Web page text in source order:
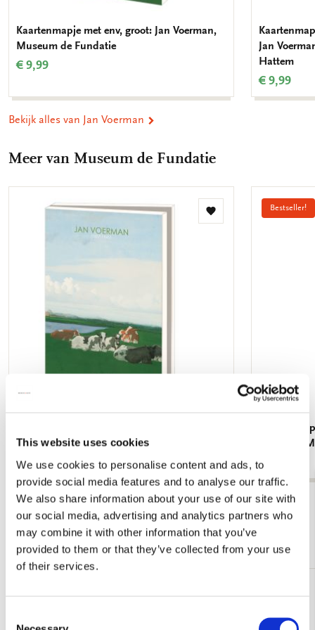
This website uses cookies
We use cookies to personalise content and ads, to
provide social media features and to analyse our traffic.
We also share information about your use of our site with
our social media, advertising and analytics partners who
may combine it with other information that you’ve
provided to them or that they’ve collected from your use
of their services.
Kaartenmapje met env, groot: Jan Voerman,
Museum de Fundatie
€ 9,99
Jan
Hattem
€ 9,99
Bekijk alles van Jan Voerman
Meer van Museum de Fundatie
Toevoegen
Museum de Fundatie
€ 9,99
Bestseller!
Voerman,
€ 9,99
Bekijk alles van Museum de Fundatie
Meer van Cadeau voor haar
verlanglijst